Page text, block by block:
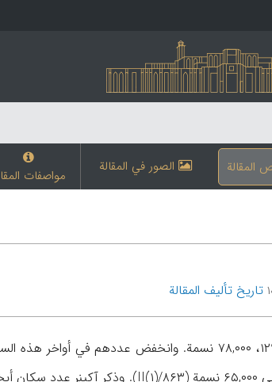
المقالة الصور في المقالة مواصفات
تاریخ تألیف المقالة